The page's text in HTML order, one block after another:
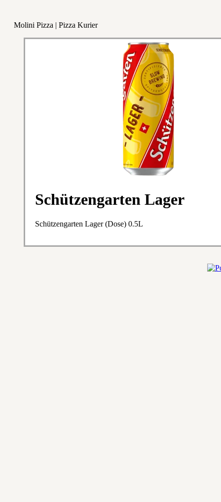
Molini Pizza | Pizza Kurier
Schützengarten Lager
Schützengarten Lager (Dose) 0.5L